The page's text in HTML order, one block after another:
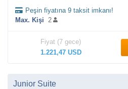
Peşin fiyatına 9 taksit imkanı!
Max. Kişi 2
Fiyat (7 gece)
1.221,47 USD
Junior Suite